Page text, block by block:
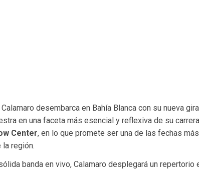
desembarca en Bahía Blanca con su nueva gira
en una faceta más esencial y reflexiva de su
Center, en lo que promete ser una de las fechas
la región.
banda en vivo, Calamaro desplegará un